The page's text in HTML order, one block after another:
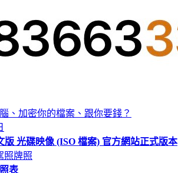
、加密你的檔案、跟你要錢？
版 光碟映像 (ISO 檔案) 官方網站正式版本
照牌照
表